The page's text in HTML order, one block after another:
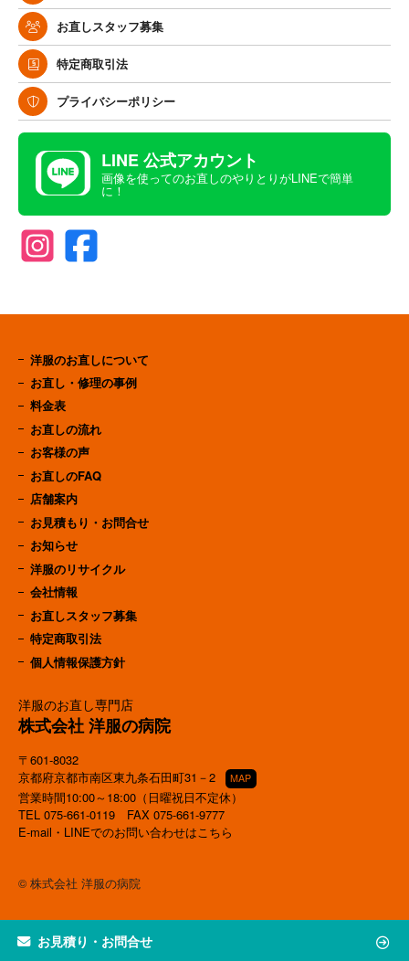
お直しスタッフ募集
特定商取引法
プライバシーポリシー
LINE 公式アカウント
画像を使ってのお直しのやりとりがLINEで簡単
に！
洋服のお直し専門店
株式会社 洋服の病院
〒601-8032
京都府京都市南区東九条石田町31－2
MAP
営業時間10:00～18:00（日曜祝日不定休）
TEL 075-661-0119 FAX 075-661-9777
E-mail・LINEでのお問い合わせはこちら
洋服のお直しについて
お直し・修理の事例
料金表
お直しの流れ
お客様の声
お直しのFAQ
店舗案内
お見積もり・お問合せ
お知らせ
洋服のリサイクル
会社情報
お直しスタッフ募集
特定商取引法
個人情報保護方針
© 株式会社 洋服の病院
お見積り・お問合せ